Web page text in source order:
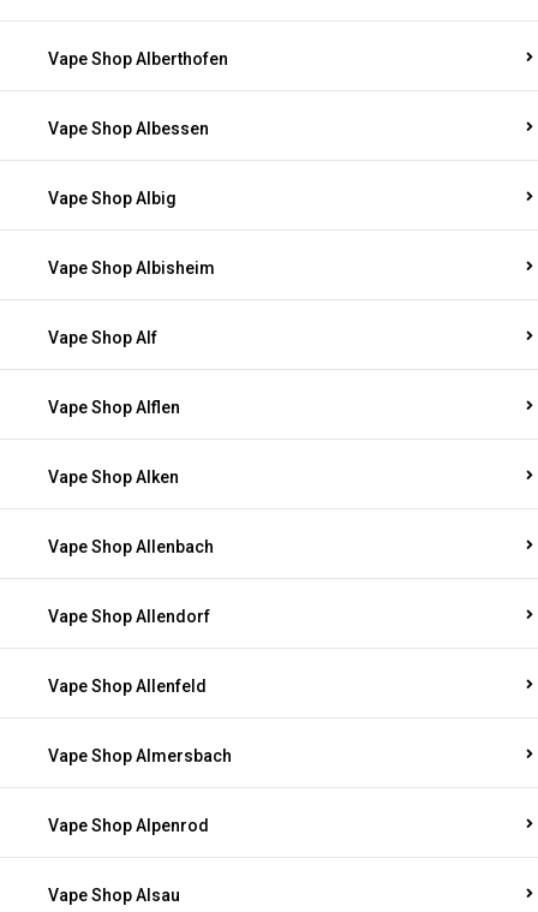
Vape Shop Alberthofen
Vape Shop Albessen
Vape Shop Albig
Vape Shop Albisheim
Vape Shop Alf
Vape Shop Alflen
Vape Shop Alken
Vape Shop Allenbach
Vape Shop Allendorf
Vape Shop Allenfeld
Vape Shop Almersbach
Vape Shop Alpenrod
Vape Shop Alsau